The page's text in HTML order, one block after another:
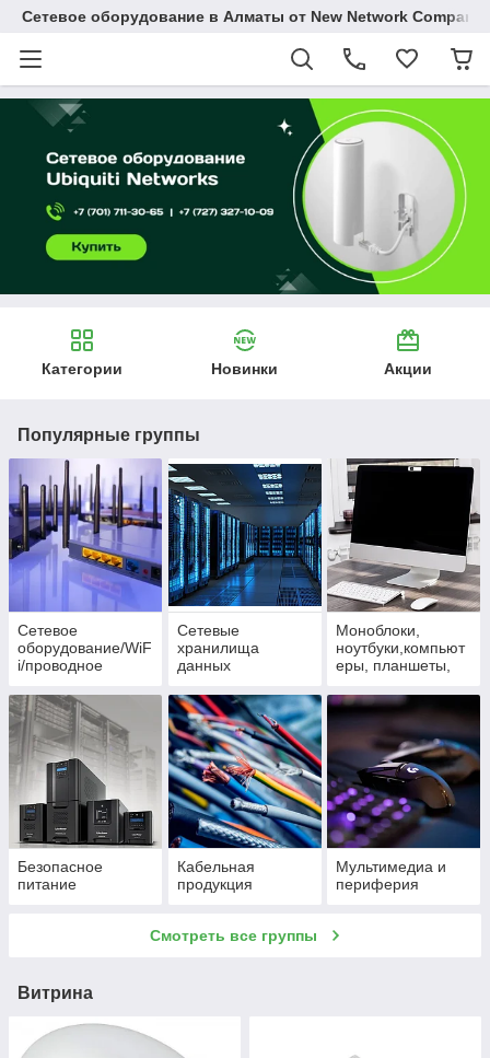
Сетевое оборудование в Алматы от New Network Company
Категории Новинки Акции
Популярные группы
Сетевое
оборудование/WiF
i/проводное
Сетевые
хранилища
данных
Моноблоки,
ноутбуки,компьют
еры, планшеты,
Безопасное
питание
Кабельная
продукция
Мультимедиа и
периферия
Смотреть все группы
Витрина